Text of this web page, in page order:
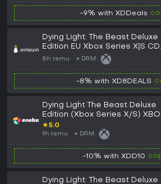
-9% with XDDeals
Dying Light: The Beast Deluxe
Edition EU Xbox Series X|S CD
Key
8h temu DRM:
-8% with XD8DEALS
Dying Light The Beast Deluxe
Edition (Xbox Series X/S)
LIVE Key GLOBAL
★5.0
9h temu DRM:
-10% with XDD10
Dying Light: The Beast Deluxe